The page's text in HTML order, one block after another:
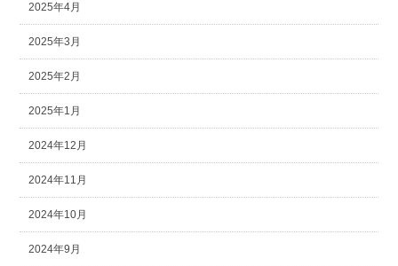
2025年4月
2025年3月
2025年2月
2025年1月
2024年12月
2024年11月
2024年10月
2024年9月